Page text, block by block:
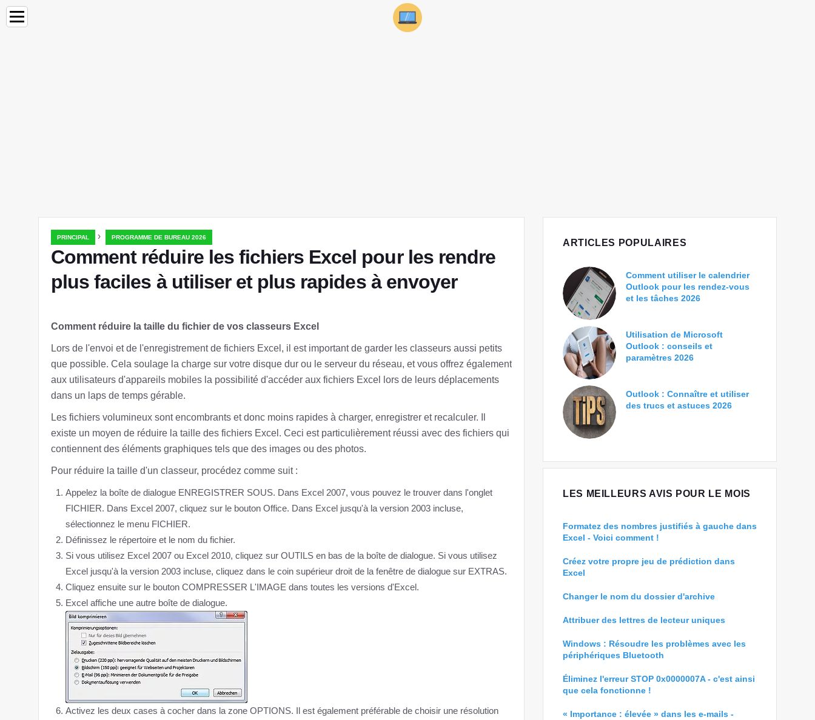
PRINCIPAL › PROGRAMME DE BUREAU 2026
Comment réduire les fichiers Excel pour les rendre
plus faciles à utiliser et plus rapides à envoyer
Comment réduire la taille du fichier de vos classeurs Excel
Lors de l'envoi et de l'enregistrement de fichiers Excel, il est important de garder les classeurs aussi petits
que possible. Cela soulage la charge sur votre disque dur ou le serveur du réseau, et vous offrez également
aux utilisateurs d'appareils mobiles la possibilité d'accéder aux fichiers Excel lors de leurs déplacements
dans un laps de temps gérable.
Les fichiers volumineux sont encombrants et donc moins rapides à charger, enregistrer et recalculer. Il
existe un moyen de réduire la taille des fichiers Excel. Ceci est particulièrement réussi avec des fichiers qui
contiennent des éléments graphiques tels que des images ou des photos.
Pour réduire la taille d'un classeur, procédez comme suit :
Appelez la boîte de dialogue ENREGISTRER SOUS. Dans Excel 2007, vous pouvez le trouver dans l'onglet
FICHIER. Dans Excel 2007, cliquez sur le bouton Office. Dans Excel jusqu'à la version 2003 incluse,
sélectionnez le menu FICHIER.
Définissez le répertoire et le nom du fichier.
Si vous utilisez Excel 2007 ou Excel 2010, cliquez sur OUTILS en bas de la boîte de dialogue. Si vous utilisez
Excel jusqu'à la version 2003 incluse, cliquez dans le coin supérieur droit de la fenêtre de dialogue sur EXTRAS.
Cliquez ensuite sur le bouton COMPRESSER L'IMAGE dans toutes les versions d'Excel.
Excel affiche une autre boîte de dialogue.
Activez les deux cases à cocher dans la zone OPTIONS. Il est également préférable de choisir une résolution
ARTICLES POPULAIRES
Comment utiliser le calendrier
Outlook pour les rendez-vous
et les tâches 2026
Utilisation de Microsoft
Outlook : conseils et
paramètres 2026
Outlook : Connaître et utiliser
des trucs et astuces 2026
LES MEILLEURS AVIS POUR LE MOIS
Formatez des nombres justifiés à gauche dans
Excel - Voici comment !
Créez votre propre jeu de prédiction dans
Excel
Changer le nom du dossier d'archive
Attribuer des lettres de lecteur uniques
Windows : Résoudre les problèmes avec les
périphériques Bluetooth
Éliminez l'erreur STOP 0x0000007A - c'est ainsi
que cela fonctionne !
« Importance : élevée » dans les e-mails -